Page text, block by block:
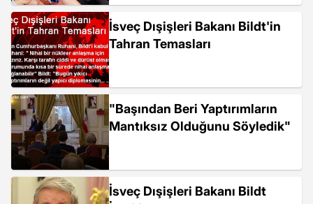
İsveç Dışişleri Bakanı Bildt'in
Tahran Temasları
"Başından Beri Yaptırımların
Mantıksız Olduğunu Söyledik"
İsveç Dışişleri Bakanı Bildt